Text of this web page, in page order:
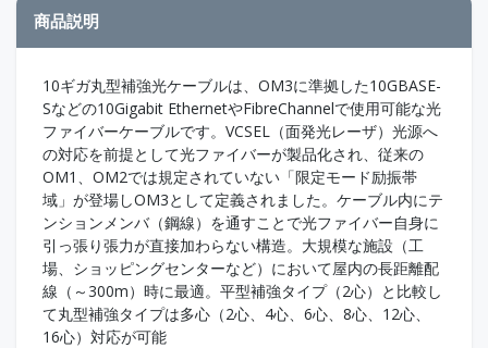
商品説明
10ギガ丸型補強光ケーブルは、OM3に準拠した10GBASE-
Sなどの10Gigabit EthernetやFibreChannelで使用可能な光
ファイバーケーブルです。VCSEL（面発光レーザ）光源へ
の対応を前提として光ファイバーが製品化され、従来の
OM1、OM2では規定されていない「限定モード励振帯
域」が登場しOM3として定義されました。ケーブル内にテ
ンションメンバ（鋼線）を通すことで光ファイバー自身に
引っ張り張力が直接加わらない構造。大規模な施設（工
場、ショッピングセンターなど）において屋内の長距離配
線（～300m）時に最適。平型補強タイプ（2心）と比較し
て丸型補強タイプは多心（2心、4心、6心、8心、12心、
16心）対応が可能